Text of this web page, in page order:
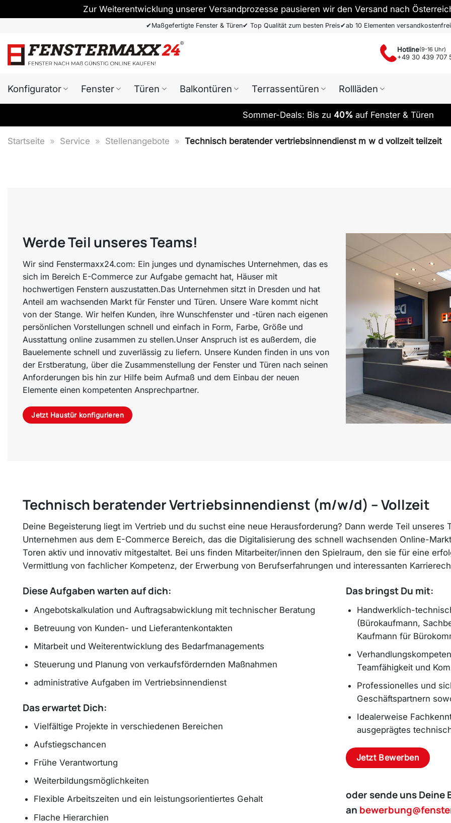
Zur Weiterentwicklung unserer Versandprozesse pausieren wir den Versand nach
springen
✔Maßgefertigte Fenster & Türen✔ Top Qualität zum besten Preis✔ab 10 Elementen versandkostenfrei
Hotline(9-16 Uhr)
+49 30 439 707
Konfigurator Fenster Türen Balkontüren Terrassentüren Rollläden
Sommer-Deals: Bis zu 40% auf Fenster & Türen
Startseite » Service » Stellenangebote » Technisch beratender vertriebsinnendienst m w d vollzeit teilzeit
Werde Teil unseres Teams!
Wir sind Fenstermaxx24.com: Ein junges und dynamisches Unternehmen, das es
sich im Bereich E-Commerce zur Aufgabe gemacht hat, Häuser mit
hochwertigen Fenstern auszustatten.Das Unternehmen sitzt in Dresden und hat
Anteil am wachsenden Markt für Fenster und Türen. Unsere Ware kommt nicht
von der Stange. Wir helfen Kunden, ihre Wunschfenster und -türen nach eigenen
persönlichen Vorstellungen schnell und einfach in Form, Farbe, Größe und
Ausstattung online zusammen zu stellen.Unser Anspruch ist es außerdem, die
Bauelemente schnell und zuverlässig zu liefern. Unsere Kunden finden in uns von
der Erstberatung, über die Zusammenstellung der Fenster und Türen nach seinen
Anforderungen bis hin zur Hilfe beim Aufmaß und dem Einbau der neuen
Elemente einen kompetenten Ansprechpartner.
Jetzt Haustür konfigurieren
Technisch beratender Vertriebsinnendienst (m/w/d) – Vollzeit
Deine Begeisterung liegt im Vertrieb und du suchst eine neue Herausforderung? Dann werde Teil unseres
Unternehmen aus dem E-Commerce Bereich, das die Digitalisierung des schnell wachsenden Online-
Toren aktiv und innovativ mitgestaltet. Bei uns finden Mitarbeiter/innen den Spielraum, den sie für eine
Vermittlung von fachlicher Kompetenz, der Erwerbung von Berufserfahrungen und interessanten
Diese Aufgaben warten auf dich:
Angebotskalkulation und Auftragsabwicklung mit technischer Beratung
Betreuung von Kunden- und Lieferantenkontakten
Mitarbeit und Weiterentwicklung des Bedarfmanagements
Steuerung und Planung von verkaufsfördernden Maßnahmen
administrative Aufgaben im Vertriebsinnendienst
Das erwartet Dich:
Vielfältige Projekte in verschiedenen Bereichen
Aufstiegschancen
Frühe Verantwortung
Weiterbildungsmöglichkeiten
Flexible Arbeitszeiten und ein leistungsorientiertes Gehalt
Flache Hierarchien
Das bringst Du mit:
Handwerklich-
(Bürokaufmann,
Kaufmann für
Teamfähigkeit und
Professionelles und
Geschäftspartnern
Idealerweise
ausgeprägtes
Jetzt Bewerben
oder sende uns Deine
an